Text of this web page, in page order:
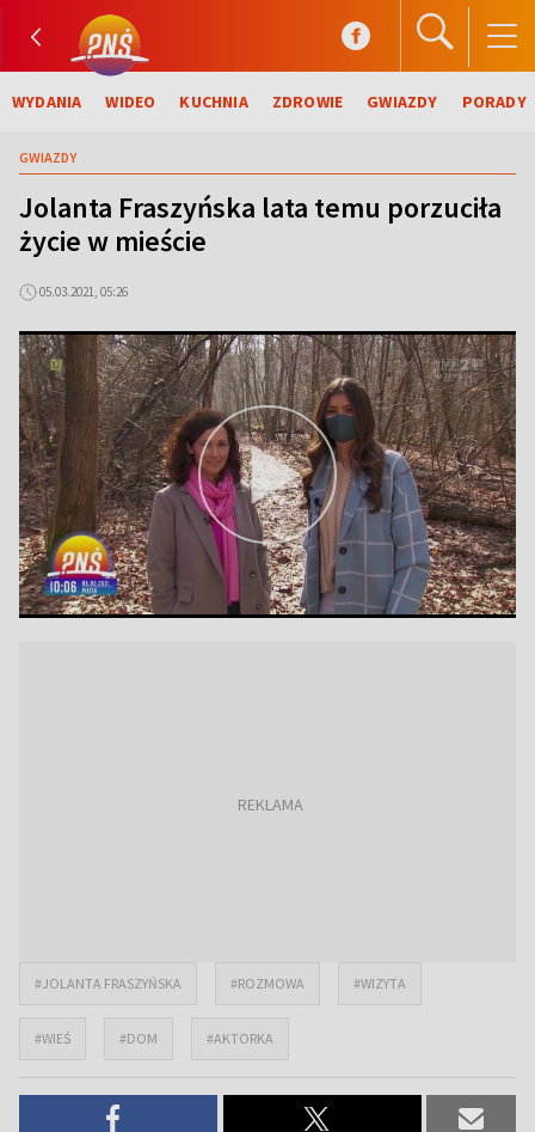
WYDANIA WIDEO KUCHNIA ZDROWIE GWIAZDY PORADY
GWIAZDY
Jolanta Fraszyńska lata temu porzuciła
życie w mieście
05.03.2021, 05:26
#JOLANTA FRASZYŃSKA #ROZMOWA #WIZYTA
#WIEŚ #DOM #AKTORKA